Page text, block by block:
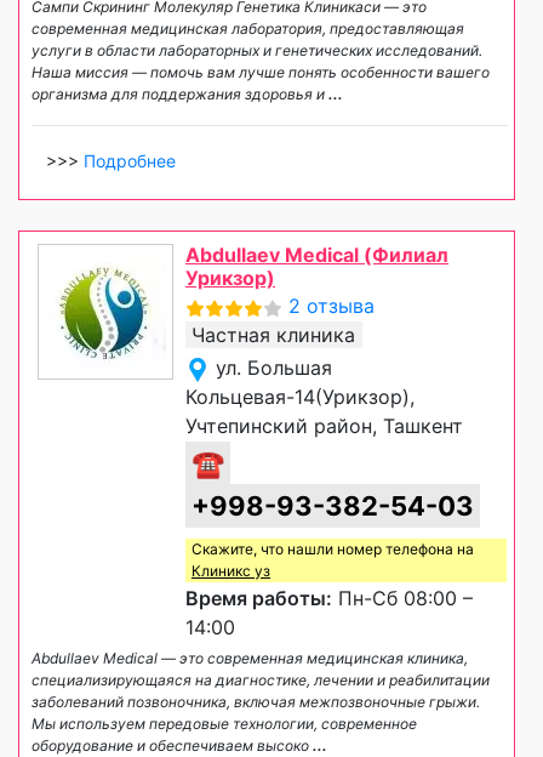
Сампи Скрининг Молекуляр Генетика Клиникаси — это
современная медицинская лаборатория, предоставляющая
услуги в области лабораторных и генетических исследований.
Наша миссия — помочь вам лучше понять особенности вашего
организма для поддержания здоровья и ...
>>> Подробнее
Abdullaev Medical (Филиал
Урикзор)
2 отзыва
Частная клиника
ул. Большая
Кольцевая-14(Урикзор),
Учтепинский район, Ташкент
☎
+998-93-382-54-03
Скажите, что нашли номер телефона на
Клиникс уз
Время работы: Пн-Сб 08:00 –
14:00
Abdullaev Medical — это современная медицинская клиника,
специализирующаяся на диагностике, лечении и реабилитации
заболеваний позвоночника, включая межпозвоночные грыжи.
Мы используем передовые технологии, современное
оборудование и обеспечиваем высоко ...